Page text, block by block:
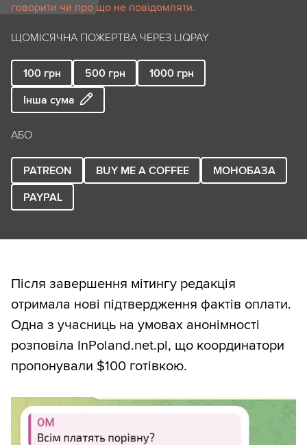
говорити чи про що не повідомляти.
ЩОМІСЯЧНА ПОЖЕРТВА ЧЕРЕЗ LIQPAY
100 грн 500 грн 1000 грн
Інша сума
АБО
PATREON BUY ME A COFFEE
МОНОБАЗА
PAYPAL
Після завершення мітингу редакція
отримала нові підтвердження фактів оплати.
Одна з учасниць на умовах анонімності
розповіла InPoland.net.pl, що координатори
пропонували $100 готівкою.